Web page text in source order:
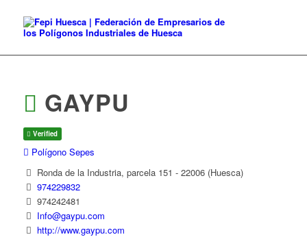
GAYPU
Verified
Polígono Sepes
Ronda de la Industria, parcela 151 - 22006 (Huesca)
974229832
974242481
Info@gaypu.com
http://www.gaypu.com